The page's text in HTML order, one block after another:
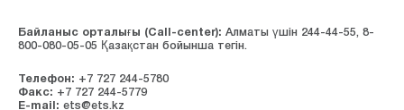
Байланыс орталығы (Сall-center): Алматы үшін 244-44-55, 8-
800-080-05-05 Қазақстан бойынша тегін.
Телефон: +7 727 244-5780
Факс: +7 727 244-5779
E-mail: ets@ets.kz